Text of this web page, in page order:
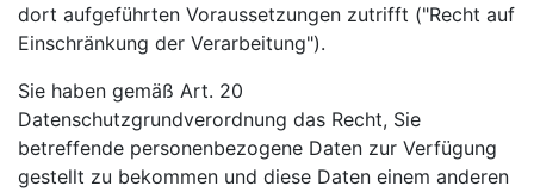
dort aufgeführten Voraussetzungen zutrifft ("Recht auf
Einschränkung der Verarbeitung").
Sie haben gemäß Art. 20
Datenschutzgrundverordnung das Recht, Sie
betreffende personenbezogene Daten zur Verfügung
gestellt zu bekommen und diese Daten einem anderen